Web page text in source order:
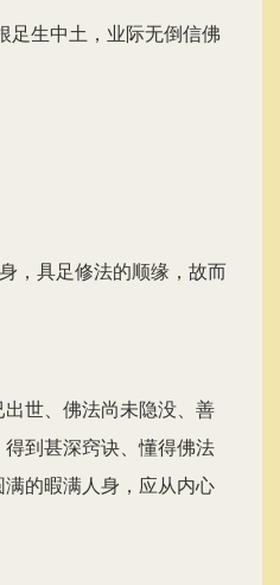
足生中土，业际无倒信佛
，具足修法的顺缘，故而
世、佛法尚未隐没、善
到甚深窍诀、懂得佛法
的暇满人身，应从内心